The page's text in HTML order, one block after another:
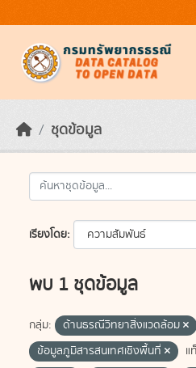
ชุดข้อมูล
เรียงโดย
พบ 1 ชุดข้อมูล
กลุ่ม: ด้านธรณีวิทยาสิ่งแวดล้อม
ข้อมูลภูมิสารสนเทศเชิงพื้นที่
แ